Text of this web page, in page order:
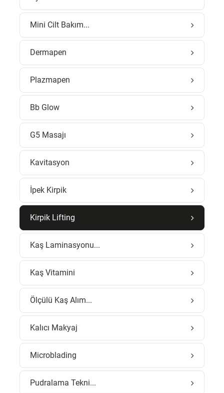
Mini Cilt Bakım...
Dermapen
Plazmapen
Bb Glow
G5 Masajı
Kavitasyon
İpek Kirpik
Kirpik Lifting
Kaş Laminasyonu...
Kaş Vitamini
Ölçülü Kaş Alım...
Kalıcı Makyaj
Microblading
Pudralama Tekni...